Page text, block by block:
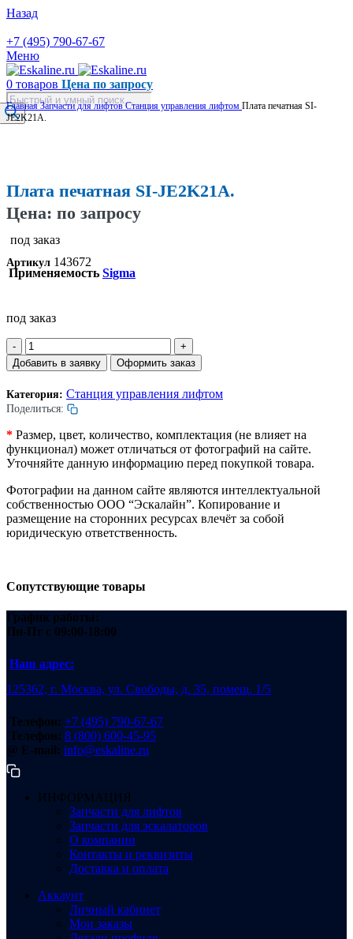
Назад
+7 (495) 790-67-67
Меню
0 товаров Цена по запросу
Поиск
товаров
ГлавнаяЗапчасти для лифтовСтанция управления лифтом Плата печатная SI-
JE2K21A.
Плата печатная SI-JE2K21A.
Цена: по запросу
под заказ
Артикул 143672
Применяемость Sigma
под заказ
Количество
товара
Плата
печатная
SI-
JE2K21A.
Добавить в заявку Оформить заказ
Категория: Станция управления лифтом
Поделиться:
* Размер, цвет, количество, комплектация (не влияет на
функционал) может отличаться от фотографий на сайте.
Уточняйте данную информацию перед покупкой товара.
Фотографии на данном сайте являются интеллектуальной
собственностью ООО “Эскалайн”. Копирование и
размещение на сторонних ресурсах влечёт за собой
юридическую ответственность.
Сопутствующие товары
График работы:
Пн-Пт с 09:00-18:00
Наш адрес:
125362, г. Москва, ул. Свободы, д. 35, помещ. 1/5
Телефон: +7 (495) 790-67-67
Телефон: 8 (800) 600-45-95
@ E-mail: info@eskaline.ru
ИНФОРМАЦИЯ
Запчасти для лифтов
Запчасти для эскалаторов
О компании
Контакты и реквизиты
Доставка и оплата
Аккаунт
Личный кабинет
Мои заказы